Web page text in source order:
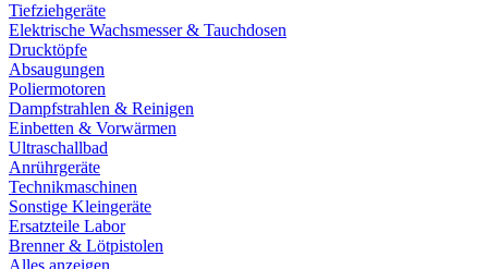
Tiefziehgeräte
Elektrische Wachsmesser & Tauchdosen
Drucktöpfe
Absaugungen
Poliermotoren
Dampfstrahlen & Reinigen
Einbetten & Vorwärmen
Ultraschallbad
Anrührgeräte
Technikmaschinen
Sonstige Kleingeräte
Ersatzteile Labor
Brenner & Lötpistolen
Alles anzeigen